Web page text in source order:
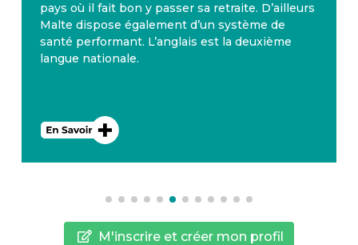
pays où il fait bon y passer sa retraite. D’ailleurs
Malte dispose également d’un système de
santé performant. L’anglais est la deuxième
langue nationale.
M'inscrire et créer mon profil